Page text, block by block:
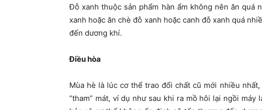
Đỗ xanh thuộc sản phẩm hàn ẩm không nên ăn quá
xanh hoặc ăn chè đỗ xanh hoặc canh đỗ xanh quá
đến dương khí.
Điều hòa
Mùa hè là lúc cơ thể trao đổi chất cũ mới nhiều
“tham” mát, ví dụ như sau khi ra mồ hôi lại ngồi